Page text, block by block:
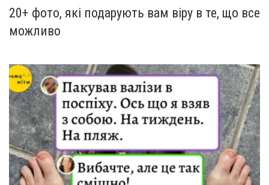
20+ фото, які подарують вам віру в те, що все
можливо